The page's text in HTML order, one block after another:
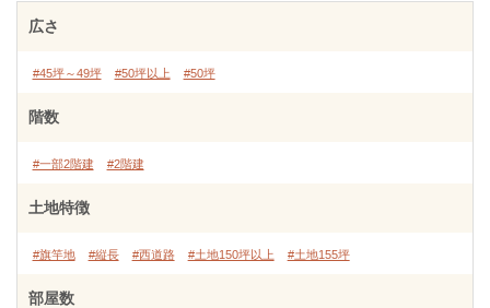
広さ
#45坪～49坪 #50坪以上 #50坪
階数
#一部2階建 #2階建
土地特徴
#旗竿地 #縦長 #西道路 #土地150坪以上 #土地155坪
部屋数